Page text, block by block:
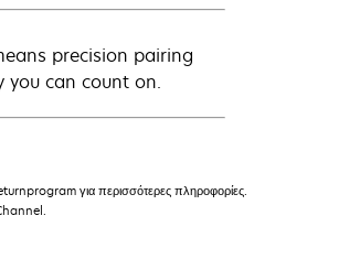
precision pairing
can count on.
για περισσότερες πληροφορίες.